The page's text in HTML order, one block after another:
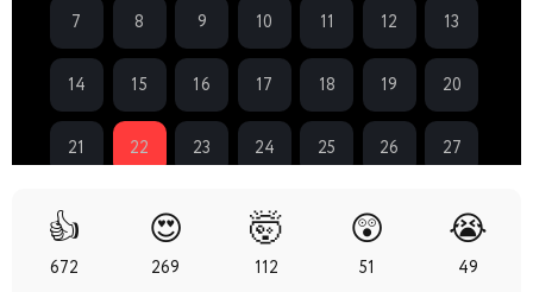
спешл
7 8 9 10 11 12 13
14 15 16 17 18 19 20
21 22 23 24 25 26 27
31 34
35 38 41
👍
672
😍
269
🤯
112
😲
51
😭
49